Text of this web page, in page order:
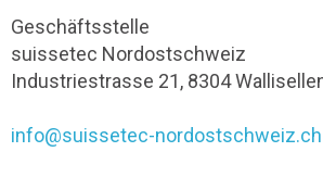
Geschäftsstelle
suissetec Nordostschweiz
Industriestrasse 21, 8304
info@suissetec-nordostschweiz.ch